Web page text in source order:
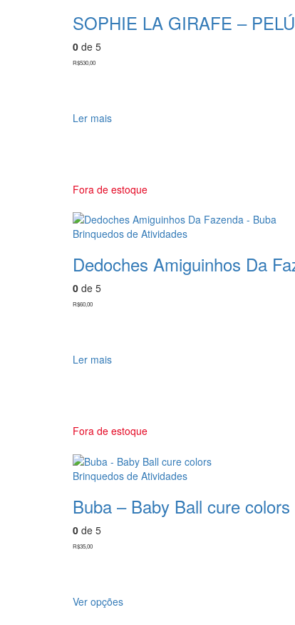
na
página
SOPHIE LA GIRAFE –
0 de 5
R$530,00
Ler mais
Fora de estoque
Brinquedos de Atividades
Dedoches Amiguinhos Da
0 de 5
R$60,00
Ler mais
Fora de estoque
Brinquedos de Atividades
Buba – Baby Ball cure colors
0 de 5
R$35,00
Ver opçõesEste